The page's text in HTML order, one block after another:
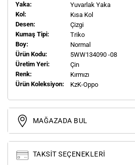
Yaka:
Yuvarlak Yaka
Kol:
Kısa Kol
Desen:
Çizgi
Kumaş Tipi:
Triko
Boy:
Normal
Ürün Kodu:
5WW134090 -08
Üretim Yeri:
Çin
Renk:
Kırmızı
Ürün Koleksiyon:
KzK-Oppo
MAĞAZADA BUL
TAKSIT SEÇENEKLERI